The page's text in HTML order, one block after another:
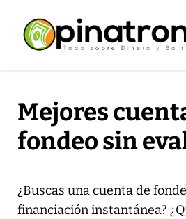
contenido
Mejores
fondeo sin
¿Buscas una cuenta de
financiación instantánea?